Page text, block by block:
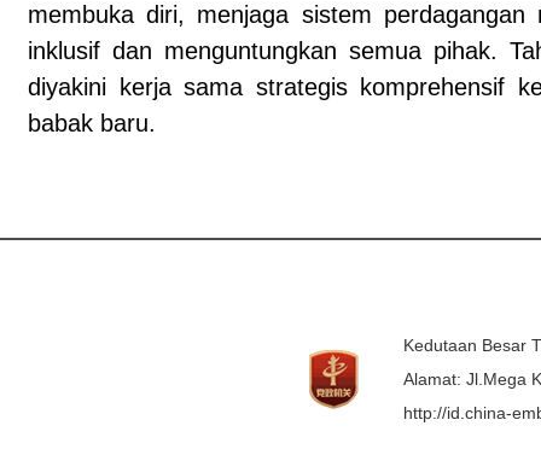
membuka diri, menjaga sistem
inklusif dan menguntungkan semua pihak.
diyakini kerja sama strategis komprehensif
babak baru.
Kedutaan Besar
Alamat: Jl.Mega
http://id.china-